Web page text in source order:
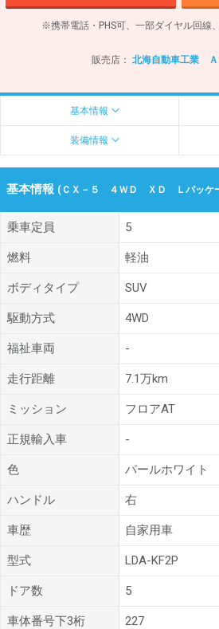
※携帯電話・PHS可、一部ダイヤル回線
販売店： 北海自動車工業 Ａ
基本情報
装備情報
基本情報 (ＣＸ－５ ４ＷＤ ＸＤ Ｌパッケージ 平成29年
乗車定員 5
燃料 軽油
ボディタイプ SUV
駆動方式 4WD
福祉車両 -
走行距離 7.1万km
ミッション フロアAT
正規輸入車 -
色 パールホワイト
ハンドル 右
車歴 自家用車
型式 LDA-KF2P
ドア数 5
車体番号下3桁 227